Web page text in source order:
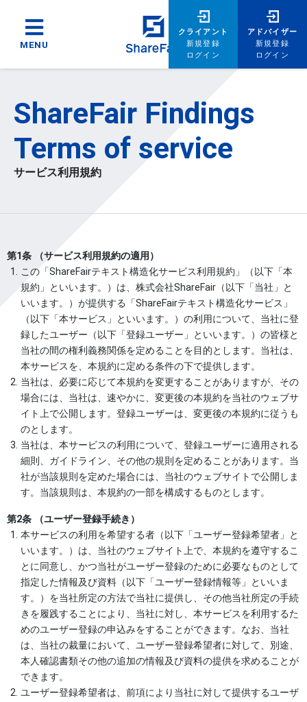
MENU
クライアント
新規登録
ログイン
アドバイザー
新規登録
ログイン
ShareFair Findings
Terms of service
サービス利用規約
第1条 （サービス利用規約の適用）
この「ShareFairテキスト構造化サービス利用規約」（以下「本
規約」といいます。）は、株式会社ShareFair（以下「当社」と
いいます。）が提供する「ShareFairテキスト構造化サービス」
（以下「本サービス」といいます。）の利用について、当社に登
録したユーザー（以下「登録ユーザー」といいます。）の皆様と
当社の間の権利義務関係を定めることを目的とします。当社は、
本サービスを、本規約に定める条件の下で提供します。
当社は、必要に応じて本規約を変更することがありますが、その
場合には、当社は、速やかに、変更後の本規約を当社のウェブサ
イト上で公開します。登録ユーザーは、変更後の本規約に従うも
のとします。
当社は、本サービスの利用について、登録ユーザーに適用される
細則、ガイドライン、その他の規則を定めることがあります。当
社が当該規則を定めた場合には、当社のウェブサイトで公開しま
す。当該規則は、本規約の一部を構成するものとします。
第2条 （ユーザー登録手続き）
本サービスの利用を希望する者（以下「ユーザー登録希望者」と
いいます。）は、当社のウェブサイト上で、本規約を遵守するこ
とに同意し、かつ当社がユーザー登録のために必要なものとして
指定した情報及び資料（以下「ユーザー登録情報等」といいま
す。）を当社所定の方法で当社に提供し、その他当社所定の手続
きを履践することにより、当社に対し、本サービスを利用するた
めのユーザー登録の申込みをすることができます。なお、当社
は、当社の裁量において、ユーザー登録希望者に対して、別途、
本人確認書類その他の追加の情報及び資料の提供を求めることが
できます。
ユーザー登録希望者は、前項により当社に対して提供するユーザ